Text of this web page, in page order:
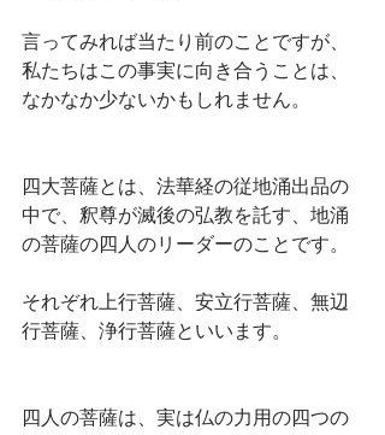
言ってみれば当たり前のことですが、
私たちはこの事実に向き合うことは、
なかなか少ないかもしれません。
四大菩薩とは、法華経の従地涌出品の
中で、釈尊が滅後の弘教を託す、地涌
の菩薩の四人のリーダーのことです。
それぞれ上行菩薩、安立行菩薩、無辺
行菩薩、浄行菩薩といいます。
四人の菩薩は、実は仏の力用の四つの